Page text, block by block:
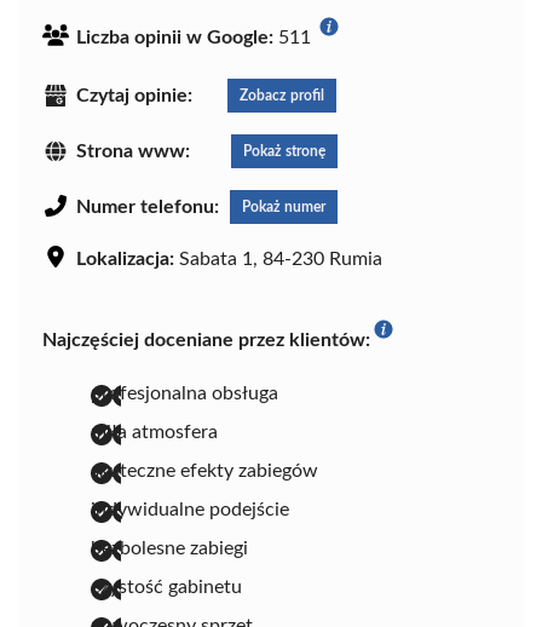
Liczba opinii w Google: 511
Czytaj opinie: Zobacz profil
Strona www: Pokaż stronę
Numer telefonu: Pokaż numer
Lokalizacja: Sabata 1, 84-230 Rumia
Najczęściej doceniane przez klientów:
profesjonalna obsługa
miła atmosfera
skuteczne efekty zabiegów
indywidualne podejście
bezbolesne zabiegi
czystość gabinetu